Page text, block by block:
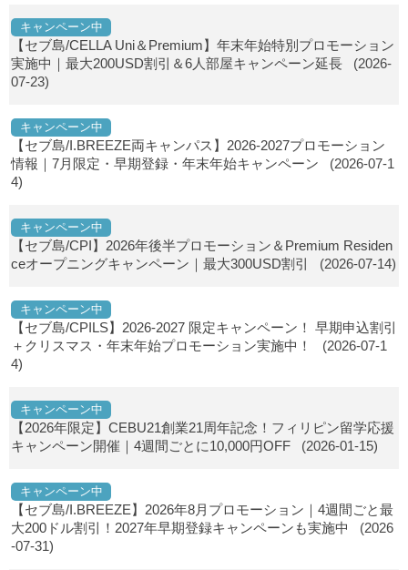
キャンペーン中
【セブ島/CELLA Uni＆Premium】年末年始特別プロモーション
実施中｜最大200USD割引＆6人部屋キャンペーン延長 (2026-
07-23)
キャンペーン中
【セブ島/I.BREEZE両キャンパス】2026-2027プロモーション
情報｜7月限定・早期登録・年末年始キャンペーン (2026-07-1
4)
キャンペーン中
【セブ島/CPI】2026年後半プロモーション＆Premium Residen
ceオープニングキャンペーン｜最大300USD割引
(2026-07-14)
キャンペーン中
【セブ島/CPILS】2026-2027 限定キャンペーン！ 早期申込割引
＋クリスマス・年末年始プロモーション実施中！
(2026-07-1
4)
キャンペーン中
【2026年限定】CEBU21創業21周年記念！フィリピン留学応援
キャンペーン開催｜4週間ごとに10,000円OFF (2026-01-15)
キャンペーン中
【セブ島/I.BREEZE】2026年8月プロモーション｜4週間ごと最
大200ドル割引！2027年早期登録キャンペーンも実施中
(2026
-07-31)